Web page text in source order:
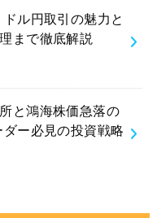
ル円取引の魅力と
まで徹底解説
と鴻海株価急落の
ー必見の投資戦略